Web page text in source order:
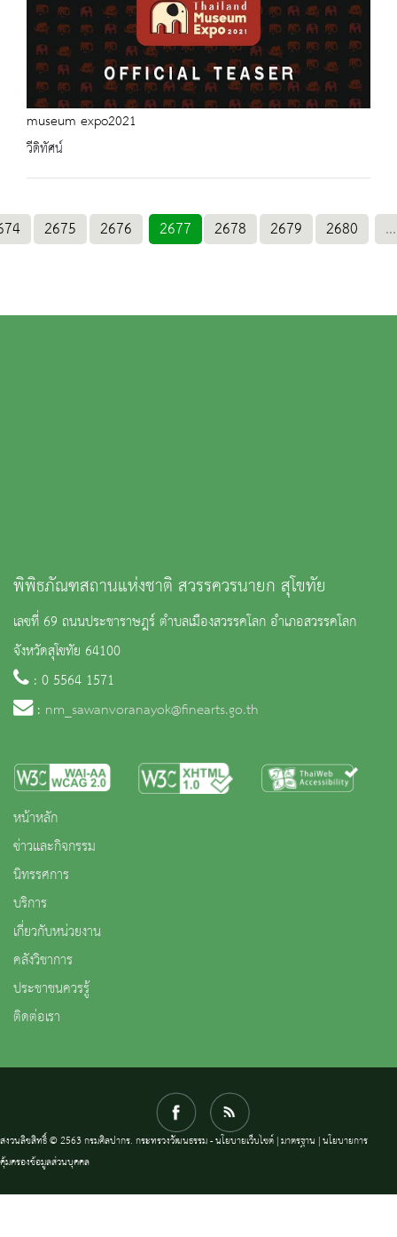
museum expo2021
วีดิทัศน์
2675 2676 2677 2678 2679 2680 ...
พิพิธภัณฑสถานแห่งชาติ สวรรควรนายก สุโขทัย
เลขที่ 69 ถนนประชาราษฎร์ ตำบลเมืองสวรรคโลก อำเภอสวรรคโลก
จังหวัดสุโขทัย 64100
: 0 5564 1571
: nm_sawanvoranayok@finearts.go.th
หน้าหลัก
ข่าวและกิจกรรม
นิทรรศการ
บริการ
เกี่ยวกับหน่วยงาน
คลังวิชาการ
ประชาชนควรรู้
ติดต่อเรา
สงวนลิขสิทธิ์ © 2563 กรมศิลปากร. กระทรวงวัฒนธรรม -นโยบายเว็บไซต์|มาตรฐาน |นโยบายการ
คุ้มครองข้อมูลส่วนบุคคล